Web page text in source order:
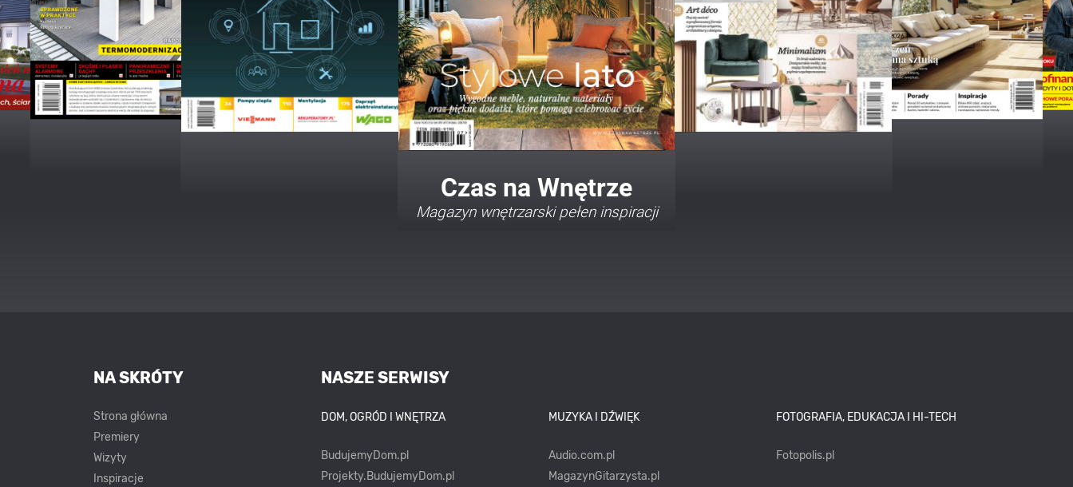
Twój Dom Twój Styl
Porady i inspiracje w najmodniejszych
NASZE SERWISY
DOM, OGRÓD I WNĘTRZA
BudujemyDom.pl
Projekty.BudujemyDom.pl
MUZYKA I DŹWIĘK
Audio.com.pl
MagazynGitarzysta.pl
FOTOGRAFIA, EDUKACJA I HI-TECH
Fotopolis.pl
NA SKRÓTY
Strona główna
Premiery
Wizyty
Inspiracje